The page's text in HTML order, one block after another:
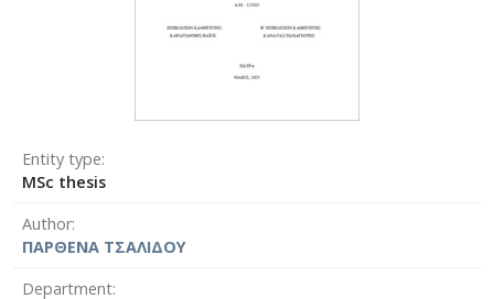
Entity type
MSc thesis
Author
ΠΑΡΘΕΝΑ ΤΣΑΛΙΔΟΥ
Department